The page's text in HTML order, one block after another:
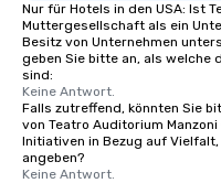
Nur für Hotels in den USA: Ist
Muttergesellschaft als ein
Besitz von Unternehmen
geben Sie bitte an, als welche
sind:
Keine Antwort.
Falls zutreffend, könnten Sie
von Teatro Auditorium
Initiativen in Bezug auf
angeben?
Keine Antwort.